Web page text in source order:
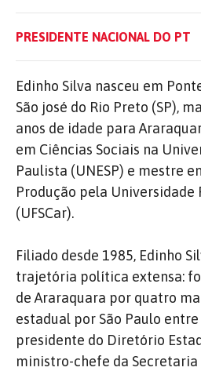
PRESIDENTE NACIONAL DO PT
Edinho Silva nasceu em
São josé do Rio Preto (SP),
anos de idade para
em Ciências Sociais na
Paulista (UNESP) e mestre
Produção pela Universidade
(UFSCar).
Filiado desde 1985, Edinho
trajetória política extensa:
de Araraquara por quatro
estadual por São Paulo entre
presidente do Diretório
ministro-chefe da Secretaria